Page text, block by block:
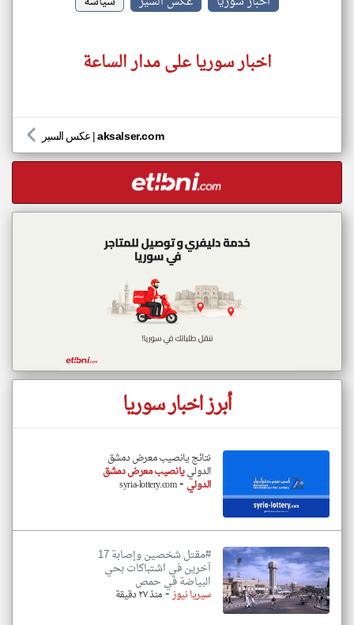
اخبار سوريا على مدار الساعة
عكس السير |aksalser.com
أبرز اخبار سوريا
نتائج يانصيب معرض دمشق
الدولييانصيب معرض دمشق
الدولي-
syria-lottery.com
#مقتل شخصين وإصابة 17
آخرين في اشتباكات بحي
البياضة في حمص
سيريا نيوز-منذ ٢٧ دقيقة